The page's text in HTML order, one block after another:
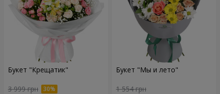
Букет "Крещатик"
3 999 грн
Букет "Мы и лето"
1 554 грн